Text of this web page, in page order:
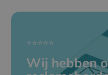
⭐⭐⭐⭐⭐
Wij hebben